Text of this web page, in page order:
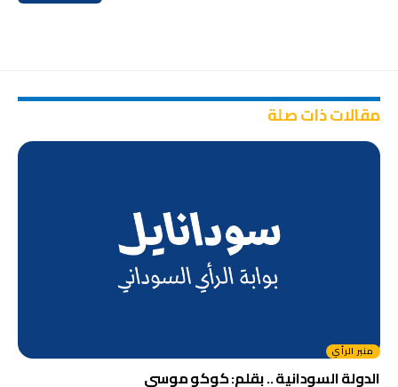
مقالات ذات صلة
منبر الرأي
الدولة السودانية .. بقلم: كوكو موسى